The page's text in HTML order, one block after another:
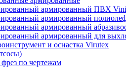
армированный ПВХ
армированный
армированный
армированный для
и оснастка Virutex
по чертежам